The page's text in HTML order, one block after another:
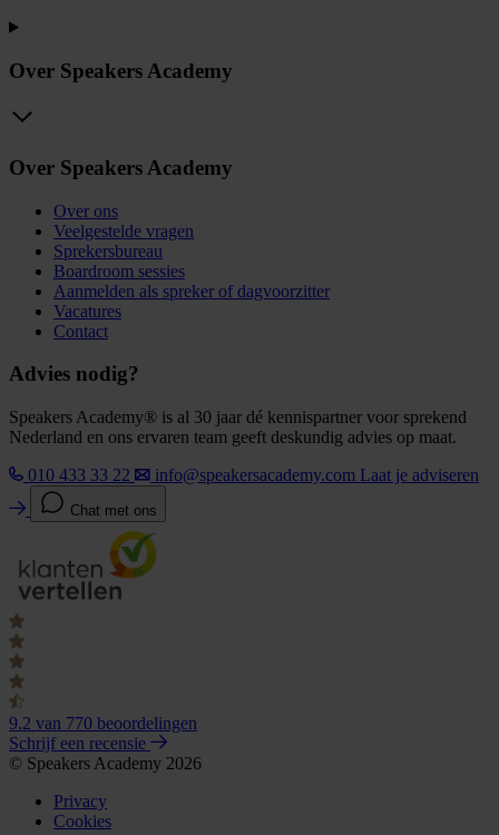
Over Speakers Academy
Over Speakers Academy
Over ons
Veelgestelde vragen
Sprekersbureau
Boardroom sessies
Aanmelden als spreker of dagvoorzitter
Vacatures
Contact
Advies nodig?
Speakers Academy® is al 30 jaar dé kennispartner voor sprekend
Nederland en ons ervaren team geeft deskundig advies op maat.
010 433 33 22
info@speakersacademy.com Laat je adviseren
Chat met ons
9.2 van 770 beoordelingen
Schrijf een recensie
© Speakers Academy 2026
Privacy
Cookies